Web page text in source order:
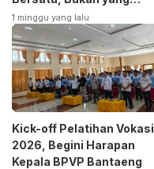
Terpecah
1 minggu yang lalu
Kick-off Pelatihan Vokasi
2026, Begini Harapan
Kepala BPVP Bantaeng